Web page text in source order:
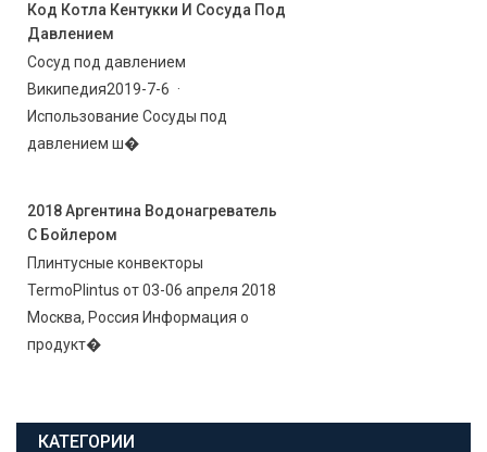
Код Котла Кентукки И Сосуда Под
Давлением
Сосуд под давлением
Википедия2019-7-6 ·
Использование Сосуды под
давлением ш�
2018 Аргентина Водонагреватель
С Бойлером
Плинтусные конвекторы
TermoPlintus от 03-06 апреля 2018
Москва, Россия Информация о
продукт�
КАТЕГОРИИ